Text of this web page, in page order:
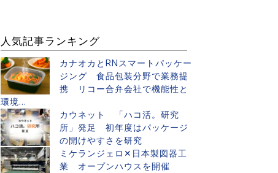
人気記事ランキング
カナオカとRNスマートパッケー
ジング 食品包装分野で業務提
携 リコー合弁会社で機能性と
環境...
カウネット 「ハコ活。研究
所」発足 初年度はパッケージ
の開けやすさを研究
ミケランジェロ✕日本製図器工
業 オープンハウスを開催